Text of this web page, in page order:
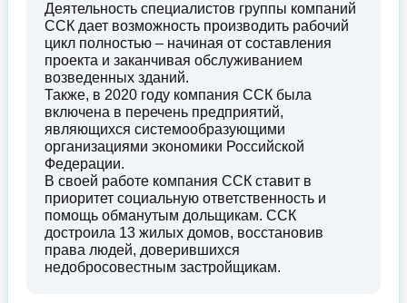
Деятельность специалистов группы компаний
ССК дает возможность производить рабочий
цикл полностью – начиная от составления
проекта и заканчивая обслуживанием
возведенных зданий.
Также, в 2020 году компания ССК была
включена в перечень предприятий,
являющихся системообразующими
организациями экономики Российской
Федерации.
В своей работе компания ССК ставит в
приоритет социальную ответственность и
помощь обманутым дольщикам. ССК
достроила 13 жилых домов, восстановив
права людей, доверившихся
недобросовестным застройщикам.